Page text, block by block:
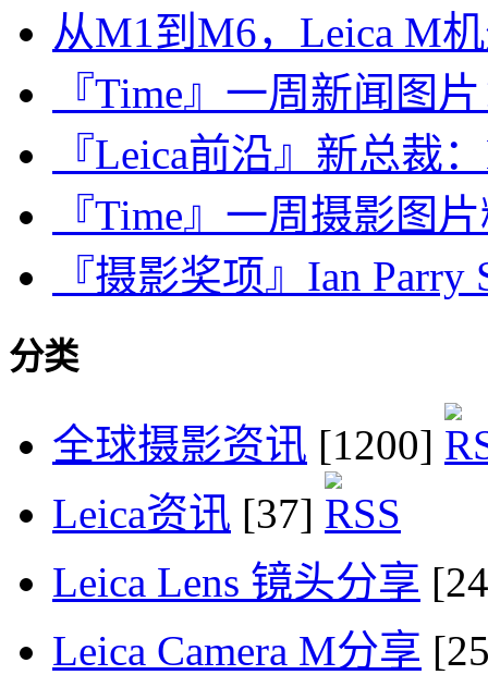
从M1到M6，Leica M
『Time』一周新闻图
『Leica前沿』新总裁
『Time』一周摄影图
『摄影奖项』Ian Parry
分类
全球摄影资讯 [1200]
Leica资讯 [37]
Leica Lens 镜头分享
Leica Camera M分享